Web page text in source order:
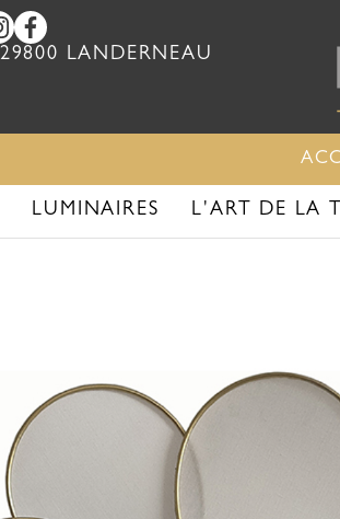
29800 LANDERNEAU
LUMINAIRES L'ART DE LA